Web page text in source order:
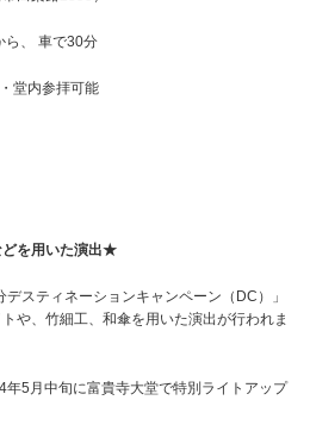
ら、 車で30分
堂内参拝可能
を用いた演出★
スティネーションキャンペーン（DC）」
や、竹細工、和傘を用いた演出が行われま
5月中旬に富貴寺大堂で特別ライトアップ